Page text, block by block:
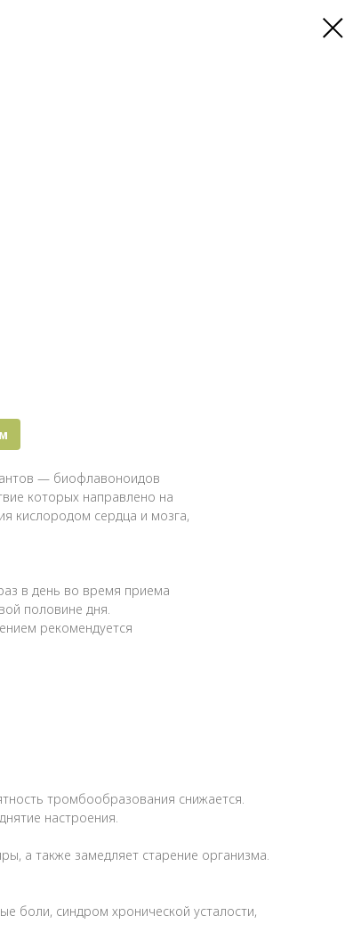
— биофлавоноидов
которых направлено на
кислородом сердца и мозга,
в день во время приема
половине дня.
рекомендуется
тромбообразования снижается.
настроения.
а также замедляет старение организма.
боли, синдром хронической усталости,